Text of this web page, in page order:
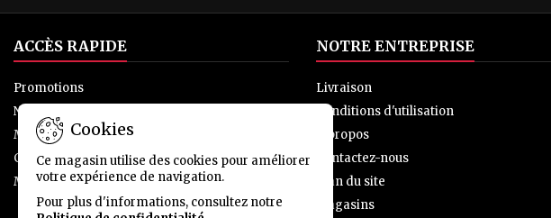
ACCÈS RAPIDE
Promotions
Nouveaux produits
Meilleures ventes
Contactez-nous
Magasins
NOTRE ENTREPRISE
Livraison
Conditions d'utilisation
A propos
Contactez-nous
Plan du site
Magasins
Cookies
Ce magasin utilise des cookies pour améliorer
votre expérience de navigation.
Pour plus d'informations, consultez notre